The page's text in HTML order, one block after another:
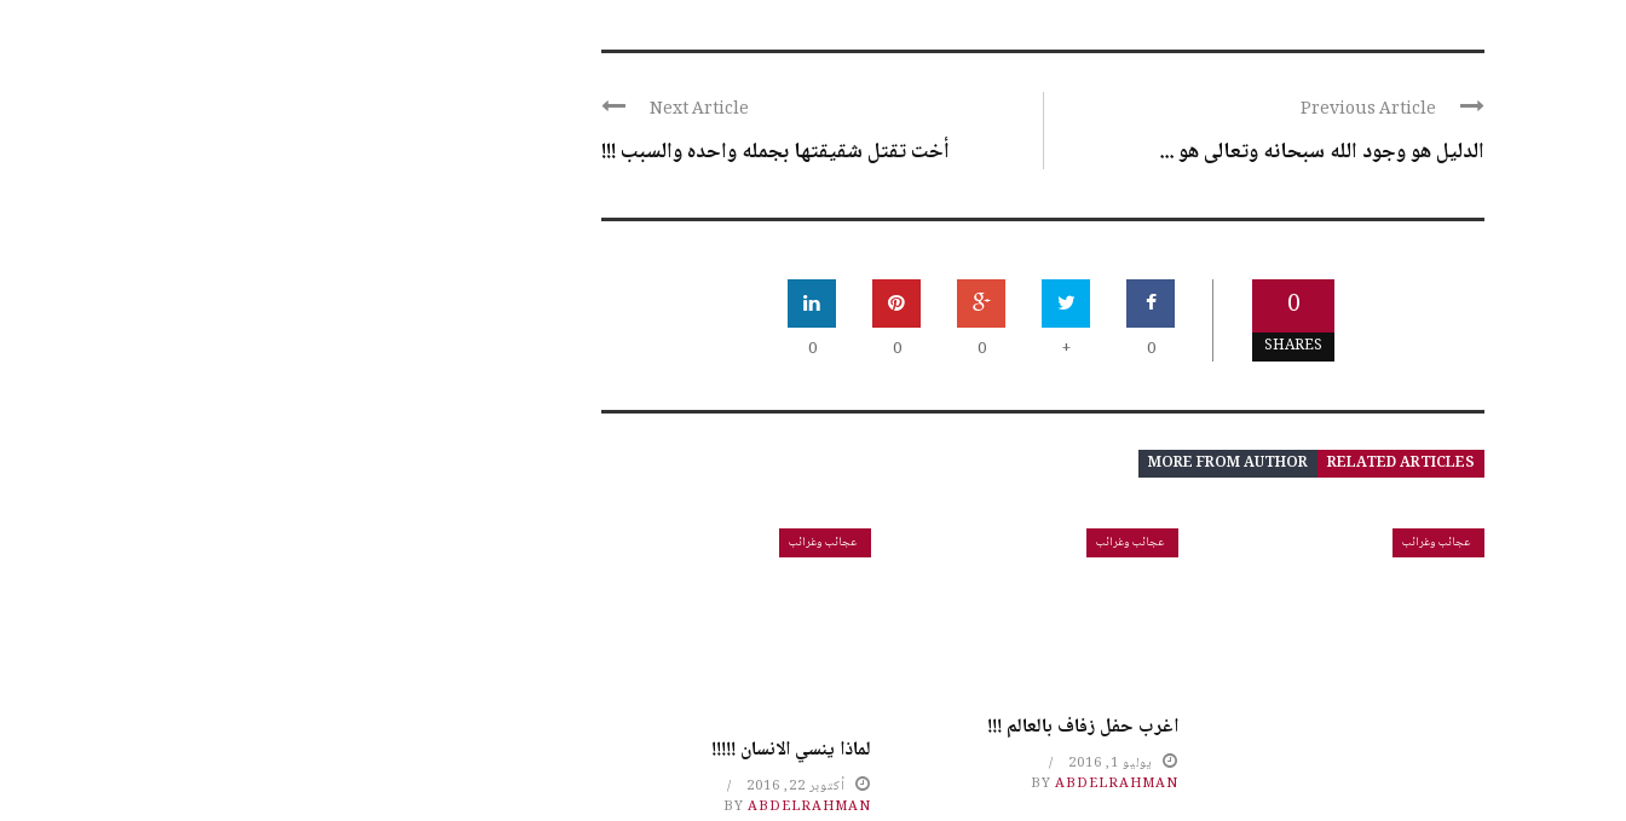
Previous Article
الدليل هو وجود الله سبحانه وتعالى هو ...
Next Article
أخت تقتل شقيقتها بجمله واحده والسبب !!!
0
SHARES
0
+
0
0
0
RELATED ARTICLES
MORE FROM AUTHOR
عجائب وغرائب عجائب وغرائب
اغرب حفل زفاف بالعالم !!!
يوليو 1, 2016
BY ABDELRAHMAN
عجائب وغرائب
لماذا ينسي الانسان !!!!!
أكتوبر 22, 2016
BYABDELRAHMAN